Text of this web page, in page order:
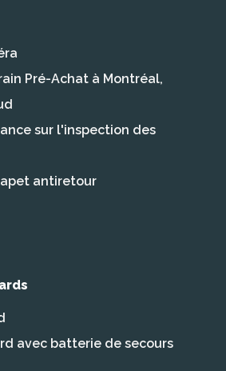
Pré-Achat à Montréal,
sur l'inspection des
antiretour
avec batterie de secours